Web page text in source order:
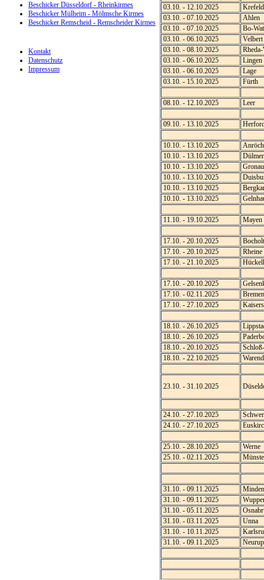
03.10. - 12.10.2025
Krefeld
03.10. - 07.10.2025
Ahlen
03.10. - 07.10.2025
Bo-
03.10. - 06.10.2025
Velbert
03.10. - 08.10.2025
03.10. - 06.10.2025
Lingen
03.10. - 06.10.2025
Lage
03.10. - 15.10.2025
Fürth
08.10. - 12.10.2025 Leer
09.10. - 13.10.2025
10.10. - 13.10.2025
10.10. - 13.10.2025
10.10. - 13.10.2025
Gronau
10.10. - 13.10.2025
10.10. - 13.10.2025
10.10. - 13.10.2025
11.10. - 19.10.2025 Mayen
17.10. - 20.10.2025
Bocholt
17.10. - 20.10.2025
Rheine
17.10. - 21.10.2025
17.10. - 20.10.2025
17.10. - 02.11.2025
Bremen
17.10. - 27.10.2025
18.10. - 26.10.2025
18.10. - 26.10.2025
18.10. - 20.10.2025
18.10. - 22.10.2025
23.10. - 31.10.2025
24.10. - 27.10.2025
24.10. - 27.10.2025
25.10. - 28.10.2025
Werne
25.10. - 02.11.2025
31.10. - 09.11.2025
Minden
31.10. - 09.11.2025
31.10. - 05.11.2025
31.10. - 03.11.2025
Unna
31.10. - 10.11.2025
31.10. - 09.11.2025
Beschicker Düsseldorf - Rheinkirmes
Beschicker Mülheim - Mölmsche Kirmes
Beschicker Remscheid - Remscheider Kirmes
Kontakt
Datenschutz
Impressum